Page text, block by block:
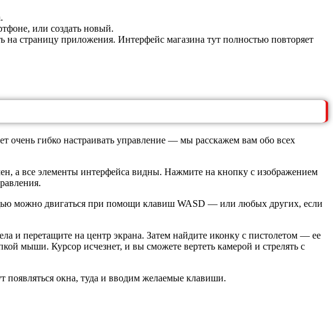
или создать новый.
на страницу приложения. Интерфейс магазина тут полностью повторяет
очень гибко настраивать управление — мы расскажем вам обо всех
а все элементы интерфейса видны. Нажмите на кнопку с изображением
можно двигаться при помощи клавиш WASD — или любых других, если
и перетащите на центр экрана. Затем найдите иконку с пистолетом — ее
мыши. Курсор исчезнет, и вы сможете вертеть камерой и стрелять с
появляться окна, туда и вводим желаемые клавиши.